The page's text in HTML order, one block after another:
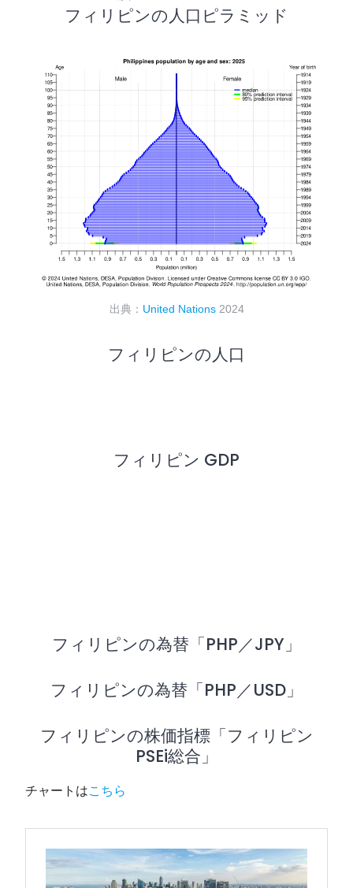
フィリピンの人口ピラミッド
出典： United Nations2024
フィリピンの人口
フィリピン GDP
フィリピンの為替「PHP／JPY」
フィリピンの為替「PHP／USD」
フィリピンの株価指標「フィリピン
PSEi総合」
チャートはこちら